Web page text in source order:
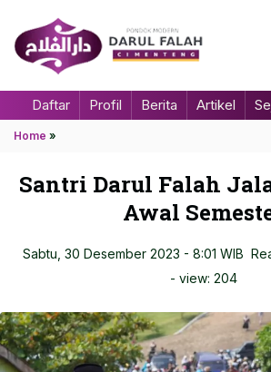
Daftar Profil Berita Artikel
Home »
Santri Darul Falah
Awal
Sabtu, 30 Desember 2023 - 8:01 WIB
- view: 204